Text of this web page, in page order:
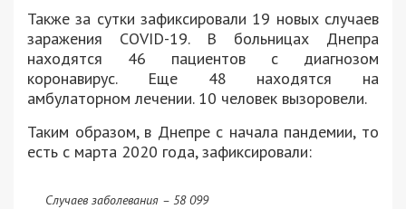
Также за сутки зафиксировали 19 новых случаев
заражения COVID-19. В больницах Днепра
находятся 46 пациентов с диагнозом
коронавирус. Еще 48 находятся на
амбулаторном лечении. 10 человек вызоровели.
Таким образом, в Днепре с начала пандемии, то
есть с марта 2020 года, зафиксировали:
Случаев заболевания – 58 099